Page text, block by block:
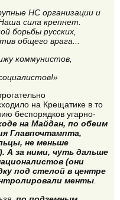
НС организации и
сила крепнет.
борьбы русских,
общего врага...
коммунистов,
на Крещатике в то
беспорядков угарно-
на Майдан, по обеим
Главпочтампта,
не меньше
А за ними, чуть дальше
(они
под стелой в центре
менты